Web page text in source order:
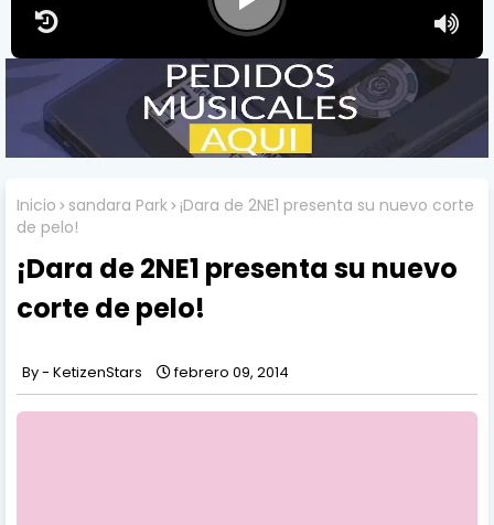
Inicio sandara Park ¡Dara de 2NE1 presenta su nuevo corte
de pelo!
¡Dara de 2NE1 presenta su nuevo
corte de pelo!
KetizenStars febrero 09, 2014